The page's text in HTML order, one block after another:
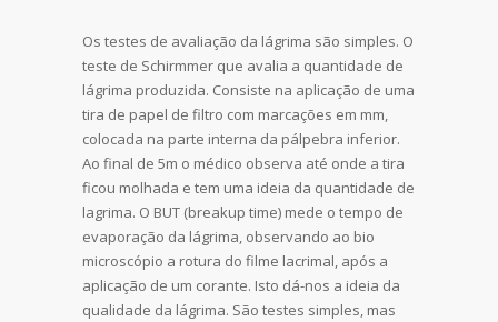
Os testes de avaliação da lágrima são simples. O
teste de Schirmmer que avalia a quantidade de
lágrima produzida. Consiste na aplicação de uma
tira de papel de filtro com marcações em mm,
colocada na parte interna da pálpebra inferior.
Ao final de 5m o médico observa até onde a tira
ficou molhada e tem uma ideia da quantidade de
lagrima. O BUT (breakup time) mede o tempo de
evaporação da lágrima, observando ao bio
microscópio a rotura do filme lacrimal, após a
aplicação de um corante. Isto dá-nos a ideia da
qualidade da lágrima. São testes simples, mas